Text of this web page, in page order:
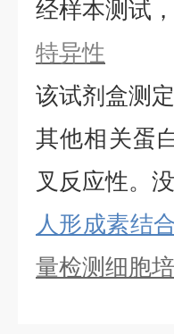
经样本测试
特异性
该试剂盒测
其他相关蛋
叉反应性。
人形成素结
量检测细胞